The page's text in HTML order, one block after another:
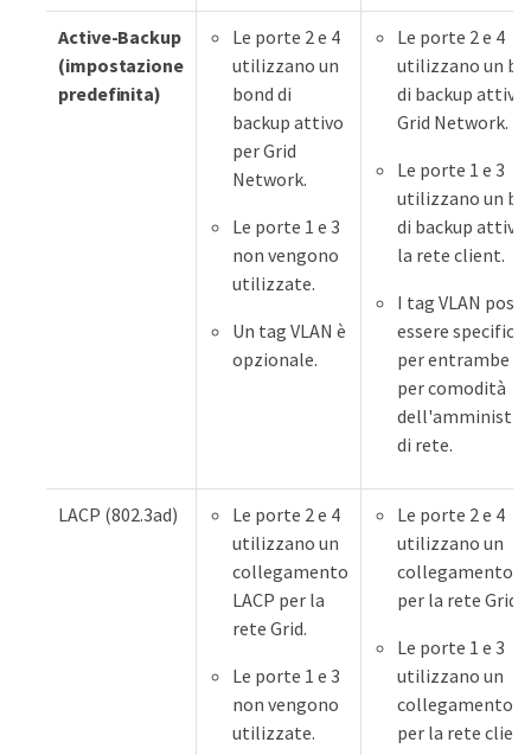
Active-Backup
(impostazione
predefinita)
Le porte 2 e 4
utilizzano un
bond di
backup attivo
per Grid
Network.
Le porte 1 e 3
non vengono
utilizzate.
Un tag VLAN è
opzionale.
Le porte 2 e 4
utilizzano un
di backup attivo
Grid Network.
Le porte 1 e 3
utilizzano un
di backup attivo
la rete client.
I tag VLAN
essere
per entrambe
per comodità
di rete.
LACP (802.3ad)
Le porte 2 e 4
utilizzano un
collegamento
LACP per la
rete Grid.
Le porte 1 e 3
non vengono
utilizzate.
Le porte 2 e 4
utilizzano un
collegamento
per la rete Grid.
Le porte 1 e 3
utilizzano un
collegamento
per la rete